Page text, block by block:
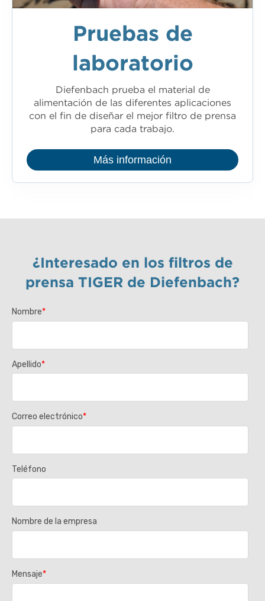
Pruebas de
laboratorio
Diefenbach prueba el material de
alimentación de las diferentes aplicaciones
con el fin de diseñar el mejor filtro de prensa
para cada trabajo.
Más información
¿Interesado en los filtros de
prensa TIGER de Diefenbach?
Nombre*
Apellido*
Correo electrónico*
Teléfono
Nombre de la empresa
Mensaje*